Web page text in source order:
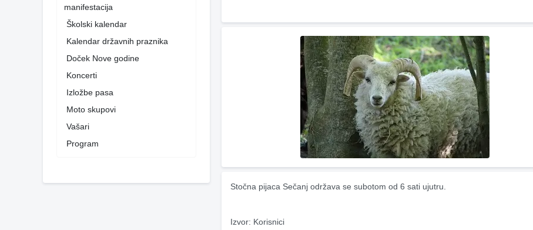
manifestacija
Školski kalendar
Kalendar državnih praznika
Doček Nove godine
Koncerti
Izložbe pasa
Moto skupovi
Vašari
Program
Stočna pijaca Sečanj održava se subotom od 6 sati ujutru.
Izvor: Korisnici